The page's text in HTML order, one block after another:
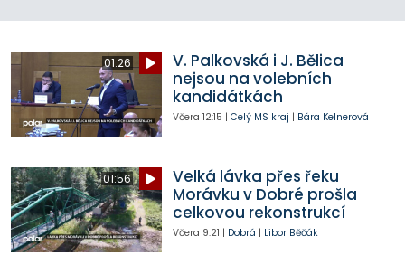
01:26
V. Palkovská i J. Bělica
nejsou na volebních
kandidátkách
Včera 12:15 | Celý MS kraj | Bára Kelnerová
01:56
Velká lávka přes řeku
Morávku v Dobré prošla
celkovou rekonstrukcí
Včera 9:21 | Dobrá | Libor Běčák